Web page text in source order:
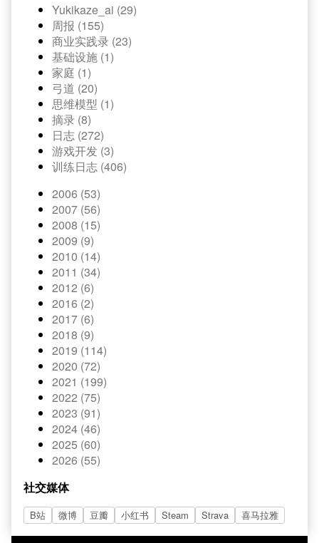
Yukikaze_ai (29)
周报 (155)
商业实践录 (23)
基础设施 (1)
家庭 (1)
弓道 (20)
思维模型 (1)
摘录 (8)
日志 (272)
游戏开发 (3)
训练日志 (406)
2006 (53)
2007 (56)
2008 (15)
2009 (9)
2010 (14)
2011 (34)
2012 (6)
2016 (2)
2017 (6)
2018 (9)
2019 (114)
2020 (72)
2021 (199)
2022 (75)
2023 (91)
2024 (46)
2025 (60)
2026 (55)
社交媒体
B站 微博 豆瓣 小红书 Steam Strava 喜马拉雅